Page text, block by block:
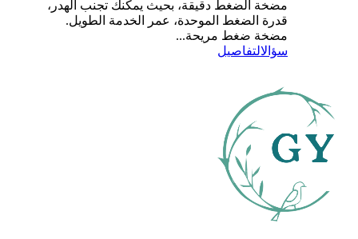
مضخة الضغط دقيقة، بحيث يمكنك تجنب الهدر،
قدرة الضغط الموحدة، عمر الخدمة الطويل.
مضخة ضغط مريحة...
سؤالالتفاصيل